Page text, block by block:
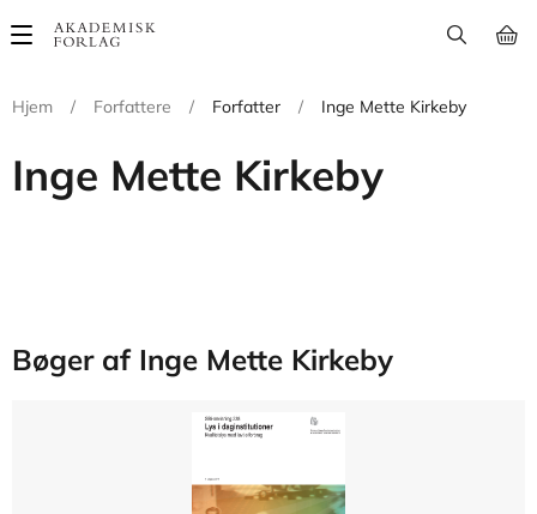
Main
Hjem
/ Forfattere / Forfatter / Inge Mette Kirkeby
Inge Mette Kirkeby
Bøger af Inge Mette Kirkeby